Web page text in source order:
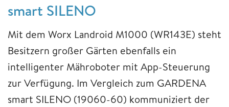
smart SILENO
Mit dem Worx Landroid M1000 (WR143E) steht
Besitzern großer Gärten ebenfalls ein
intelligenter Mähroboter mit App-Steuerung
zur Verfügung. Im Vergleich zum GARDENA
smart SILENO (19060-60) kommuniziert der